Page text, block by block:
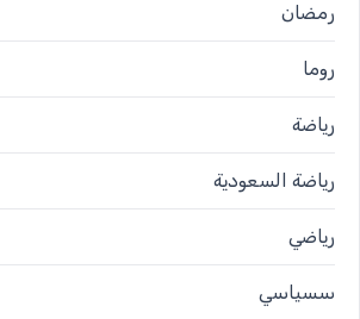
رمضان
روما
رياضة
رياضة السعودية
رياضي
سسياسي